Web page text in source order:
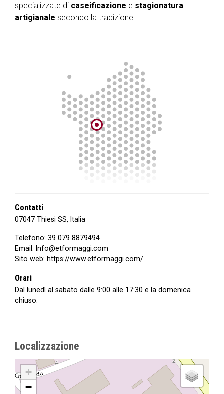
specializzate di caseificazione e stagionatura
artigianale secondo la tradizione.
Contatti
07047 Thiesi SS, Italia
Telefono: 39 079 8879494
Email: Info@etformaggi.com
Sito web: https://www.etformaggi.com/
Orari
Dal lunedì al sabato dalle 9:00 alle 17:30 e la domenica
chiuso.
Localizzazione
+
−